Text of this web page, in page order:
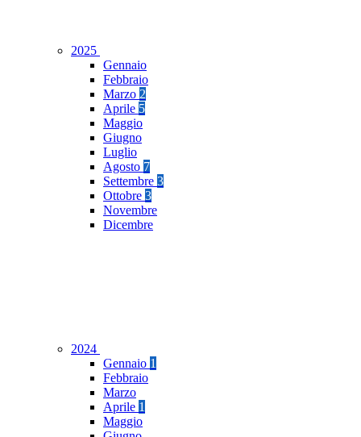
2025
Gennaio
Febbraio
Marzo 2
Aprile 5
Maggio
Giugno
Luglio
Agosto 7
Settembre 3
Ottobre 3
Novembre
Dicembre
2024
Gennaio 1
Febbraio
Marzo
Aprile 1
Maggio